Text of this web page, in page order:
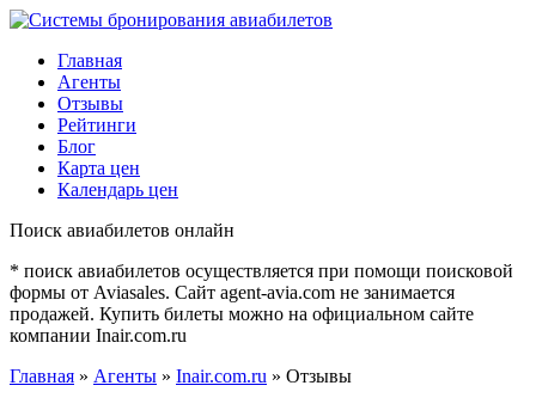
Главная
Агенты
Отзывы
Рейтинги
Блог
Карта цен
Календарь цен
Поиск авиабилетов онлайн
* поиск авиабилетов осуществляется при помощи поисковой
формы от Aviasales. Сайт agent-avia.com не занимается
продажей. Купить билеты можно на официальном сайте
компании Inair.com.ru
Главная » Агенты » Inair.com.ru » Отзывы